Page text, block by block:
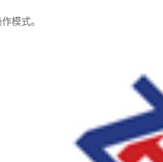
模式。